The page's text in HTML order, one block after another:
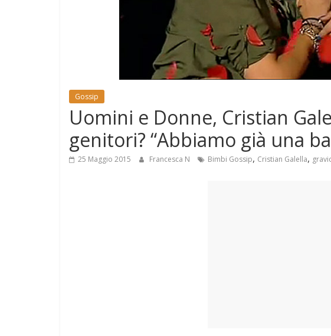
Gossip
Uomini e Donne, Cristian
genitori? “Abbiamo già una
25 Maggio 2015 Francesca N Bimbi Gossip, Cristian Galella,